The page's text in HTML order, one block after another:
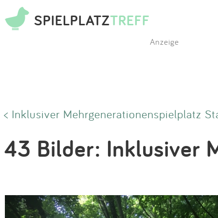
SPIELPLATZTREFF
Anzeige
< Inklusiver Mehrgenerationenspielplatz
43 Bilder: Inklusiver